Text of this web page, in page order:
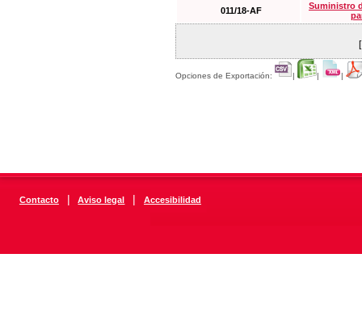
011/18-AF
Suministro
Opciones de Exportación: | | |
Contacto | Aviso legal | Accesibilidad